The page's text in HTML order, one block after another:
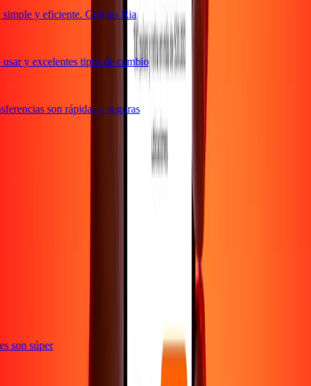
y eficiente. Gracias Ria
y excelentes tipos de cambio
son rápidas y seguras
son súper